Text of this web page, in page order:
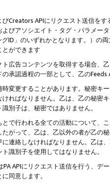
Creators APIにリクエスト送信を
よびアソシエイト・タグ・パラメー
ID」のいずれかとなります。）の
とができます
広告コンテンツを取得する場合、
承認過程の一部として、乙の
変更することがあります。秘密キ
ればなりません。乙は、乙の秘密
別子は、秘密ではありません。
で行われる全ての活動について、
がって、乙は、乙以外の者が乙の
連絡しなければなりません。乙は
識別子を使用してはなりません。
APIにリクエスト送信を行う、デ
同意します。